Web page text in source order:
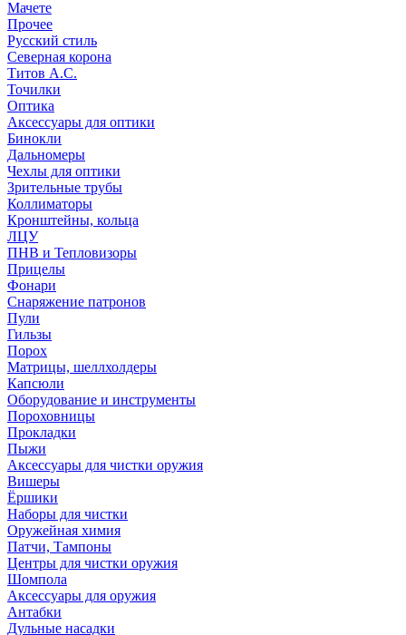
Мачете
Прочее
Русский стиль
Северная корона
Титов А.С.
Точилки
Оптика
Аксессуары для оптики
Бинокли
Дальномеры
Чехлы для оптики
Зрительные трубы
Коллиматоры
Кронштейны, кольца
ЛЦУ
ПНВ и Тепловизоры
Прицелы
Фонари
Снаряжение патронов
Пули
Гильзы
Порох
Матрицы, шеллхолдеры
Капсюли
Оборудование и инструменты
Пороховницы
Прокладки
Пыжи
Аксессуары для чистки оружия
Вишеры
Ёршики
Наборы для чистки
Оружейная химия
Патчи, Тампоны
Центры для чистки оружия
Шомпола
Аксессуары для оружия
Антабки
Дульные насадки